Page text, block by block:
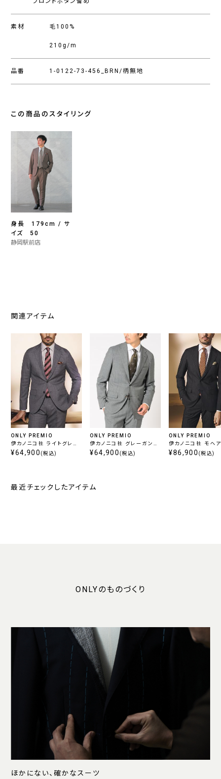
素材 毛100%
210g/m
品番 1-0122-73-456_BRN/柄無地
この商品のスタイリング
身長 179cm / サ
イズ 50
静岡駅前店
関連アイテム
ONLY PREMIO
伊カノニコ社 ライトグレー
無地
¥64,900 (税込)
ONLY PREMIO
伊カノニコ社 グレーガンク
ラブチェック
¥64,900 (税込)
ONLY PREMIO
伊カノニコ社 モヘ
ラウンストライプ
¥86,900 (税込)
最近チェックしたアイテム
ONLYのものづくり
ほかにない、確かなスーツ